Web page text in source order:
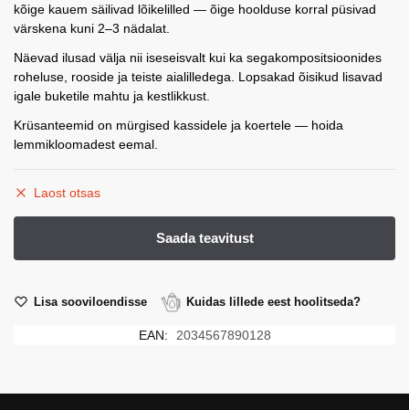
kõige kauem säilivad lõikelilled — õige hoolduse korral püsivad
värskena kuni 2–3 nädalat.
Näevad ilusad välja nii iseseisvalt kui ka segakompositsioonides
roheluse, rooside ja teiste aialilledega. Lopsakad õisikud lisavad
igale buketile mahtu ja kestlikkust.
Krüsanteemid on mürgised kassidele ja koertele — hoida
lemmikloomadest eemal.
Laost otsas
Lisa sooviloendisse Kuidas lillede eest hoolitseda?
EAN: 2034567890128